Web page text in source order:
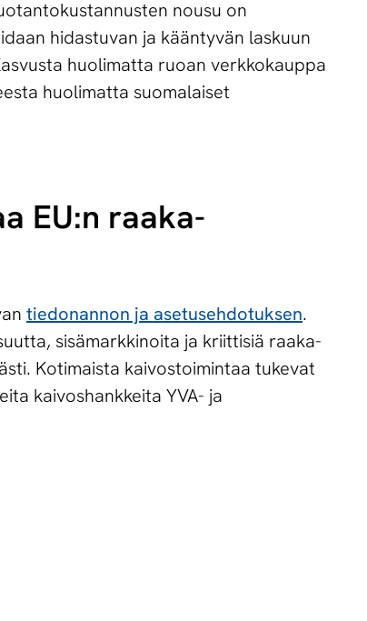
nousu on
hidastuvan ja kääntyvän laskuun
huolimatta ruoan verkkokauppa
huolimatta suomalaiset
EU:n raaka-
tiedonannon ja asetusehdotuksen.
sisämarkkinoita ja kriittisiä raaka-
Kotimaista kaivostoimintaa tukevat
kaivoshankkeita YVA- ja